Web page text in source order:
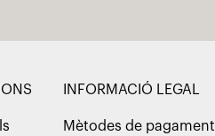
INFORMACIÓ LEGAL
Mètodes de pagament